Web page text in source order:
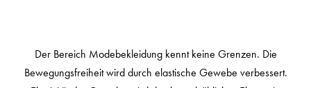
Der Bereich Modebekleidung kennt keine Grenzen. Die
Bewegungsfreiheit wird durch elastische Gewebe verbessert.